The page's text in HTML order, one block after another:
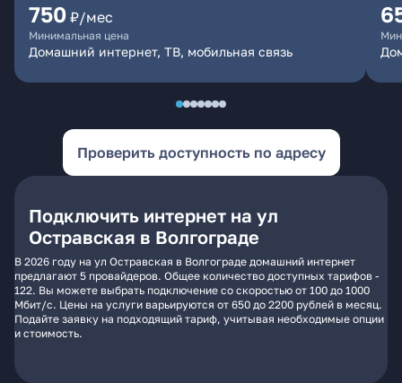
750 ₽/мес
Минимальная цена
Домашний интернет, ТВ, мобильная связь
Проверить доступность по адресу
Подключить интернет на ул
Остравская в Волгограде
В 2026 году на ул Остравская в Волгограде домашний интернет
предлагают 5 провайдеров. Общее количество доступных тарифов -
122. Вы можете выбрать подключение со скоростью от 100 до 1000
Мбит/с. Цены на услуги варьируются от 650 до 2200 рублей в месяц.
Подайте заявку на подходящий тариф, учитывая необходимые опции
и стоимость.